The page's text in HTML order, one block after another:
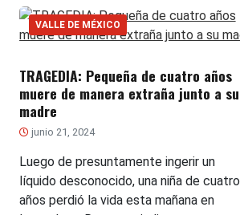
VALLE DE MÉXICO
TRAGEDIA: Pequeña de cuatro años
muere de manera extraña junto a su
madre
junio 21, 2024
Luego de presuntamente ingerir un
líquido desconocido, una niña de cuatro
años perdió la vida esta mañana en